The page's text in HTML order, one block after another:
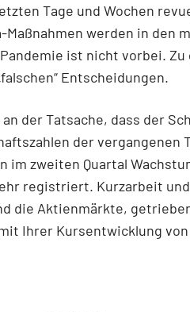
Tage und Wochen
werden in den
ist nicht vorbei.
Entscheidungen.
der Tatsache, dass der
der vergangenen
im zweiten Quartal
registriert. Kurzarbeit und
die Aktienmärkte,
Ihrer Kursentwicklung